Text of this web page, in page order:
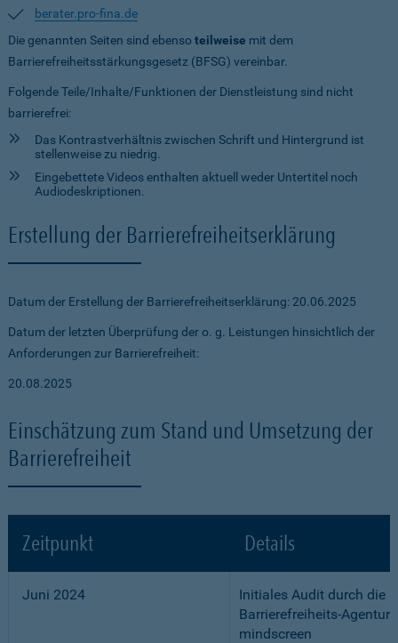
berater.pro-fina.de
Die genannten Seiten sind ebensoteilweise mit dem
Barrierefreiheitsstärkungsgesetz (BFSG) vereinbar.
Folgende Teile/Inhalte/Funktionen der Dienstleistung sind nicht
barrierefrei:
Das Kontrastverhältnis zwischen Schrift und Hintergrund ist
stellenweise zu niedrig.
Eingebettete Videos enthalten aktuell weder Untertitel noch
Audiodeskriptionen.
Erstellung der Barrierefreiheitserklärung
Datum der Erstellung der Barrierefreiheitserklärung: 20.06.2025
Datum der letzten Überprüfung der o. g. Leistungen hinsichtlich der
Anforderungen zur Barrierefreiheit:
20.08.2025
Einschätzung zum Stand und Umsetzung der
Barrierefreiheit
Zeitpunkt Details
Juni 2024
Initiales Audit durch die
Barrierefreiheits-Agentur
mindscreen